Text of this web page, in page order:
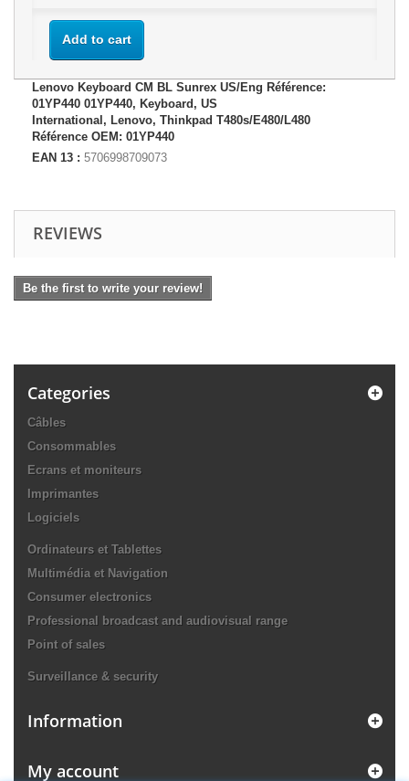
Add to cart
Lenovo Keyboard CM BL Sunrex US/Eng Référence:
01YP440 01YP440, Keyboard, US
International, Lenovo, Thinkpad T480s/E480/L480
Référence OEM: 01YP440
EAN 13 : 5706998709073
REVIEWS
Be the first to write your review!
Categories
Câbles
Consommables
Ecrans et moniteurs
Imprimantes
Logiciels
Ordinateurs et Tablettes
Multimédia et Navigation
Consumer electronics
Professional broadcast and audiovisual range
Point of sales
Surveillance & security
Information
My account